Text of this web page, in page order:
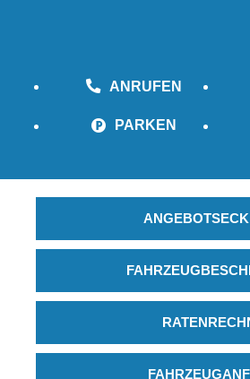
ANRUFEN
PARKEN